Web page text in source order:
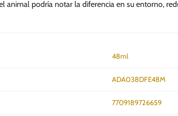
animal podría notar la diferencia en su entorno,
48ml
ADA038DFE48M
7709189726659